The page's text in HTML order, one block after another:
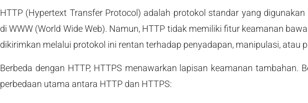
HTTP (Hypertext Transfer Protocol) adalah protokol standar yang
di WWW (World Wide Web). Namun, HTTP tidak memiliki fitur keamanan
dikirimkan melalui protokol ini rentan terhadap penyadapan, manipulasi, atau
Berbeda dengan HTTP, HTTPS menawarkan lapisan keamanan tambahan.
perbedaan utama antara HTTP dan HTTPS: